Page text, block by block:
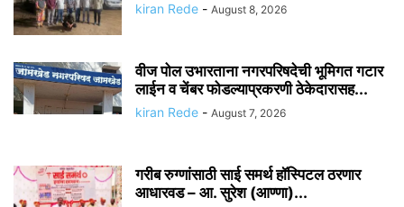
kiran Rede - August 8, 2026
वीज पोल उभारताना नगरपरिषदेची भूमिगत गटार
लाईन व चेंबर फोडल्याप्रकरणी ठेकेदारासह...
kiran Rede - August 7, 2026
गरीब रुग्णांसाठी साई समर्थ हॉस्पिटल ठरणार
आधारवड – आ. सुरेश (आण्णा)...